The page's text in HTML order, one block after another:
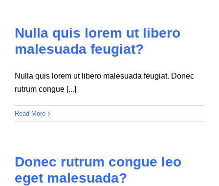
Nulla quis lorem ut libero
malesuada feugiat?
Nulla quis lorem ut libero malesuada feugiat. Donec
rutrum congue [...]
Read More
Donec rutrum congue leo
eget malesuada?